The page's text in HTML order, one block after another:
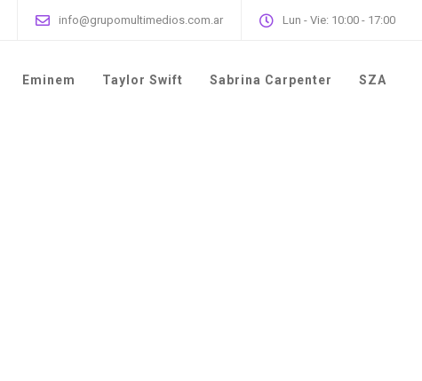
info@grupomultimedios.com.ar Lun - Vie: 10:00 - 17:00
Eminem Taylor Swift Sabrina Carpenter SZA